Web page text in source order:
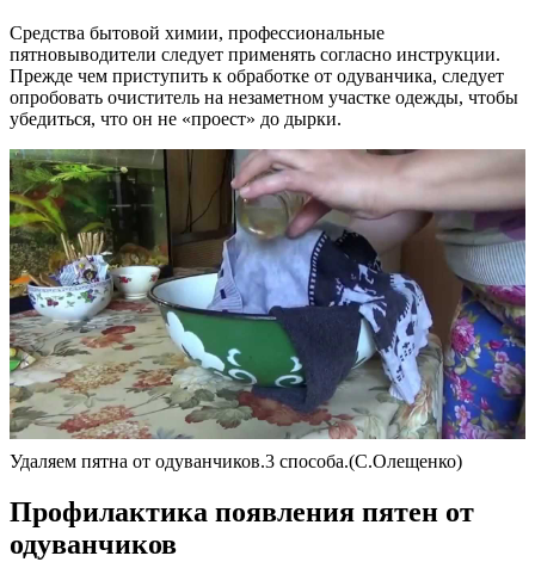
Средства бытовой химии, профессиональные
пятновыводители следует применять согласно инструкции.
Прежде чем приступить к обработке от одуванчика, следует
опробовать очиститель на незаметном участке одежды, чтобы
убедиться, что он не «проест» до дырки.
Удаляем пятна от одуванчиков.3 способа.(С.Олещенко)
Профилактика появления пятен от
одуванчиков